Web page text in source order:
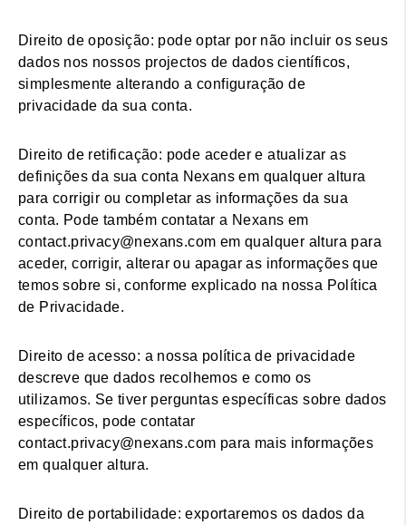
Direito de oposição: pode optar por não incluir os seus
dados nos nossos projectos de dados científicos,
simplesmente alterando a configuração de
privacidade da sua conta.
Direito de retificação: pode aceder e atualizar as
definições da sua conta Nexans em qualquer altura
para corrigir ou completar as informações da sua
conta. Pode também contatar a Nexans em
contact.privacy@nexans.com em qualquer altura para
aceder, corrigir, alterar ou apagar as informações que
temos sobre si, conforme explicado na nossa Política
de Privacidade.
Direito de acesso: a nossa política de privacidade
descreve que dados recolhemos e como os
utilizamos. Se tiver perguntas específicas sobre dados
específicos, pode contatar
contact.privacy@nexans.com para mais informações
em qualquer altura.
Direito de portabilidade: exportaremos os dados da